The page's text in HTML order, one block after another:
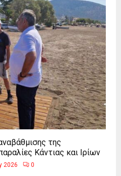
της
Κάντιας και Ιρίων
2026 0